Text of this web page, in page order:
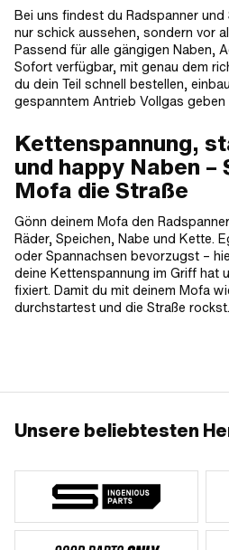
Bei uns findest du Radspanner
nur schick aussehen, sondern vor
Passend für alle gängigen Naben,
Sofort verfügbar, mit genau dem
du dein Teil schnell bestellen,
gespanntem Antrieb Vollgas geben
Kettenspannung,
und happy Naben –
Mofa die Straße
Gönn deinem Mofa den
Räder, Speichen, Nabe und Kette.
oder Spannachsen bevorzugst –
deine Kettenspannung im Griff hat
fixiert. Damit du mit deinem Mofa
durchstartest und die Straße rockst.
Unsere beliebtesten